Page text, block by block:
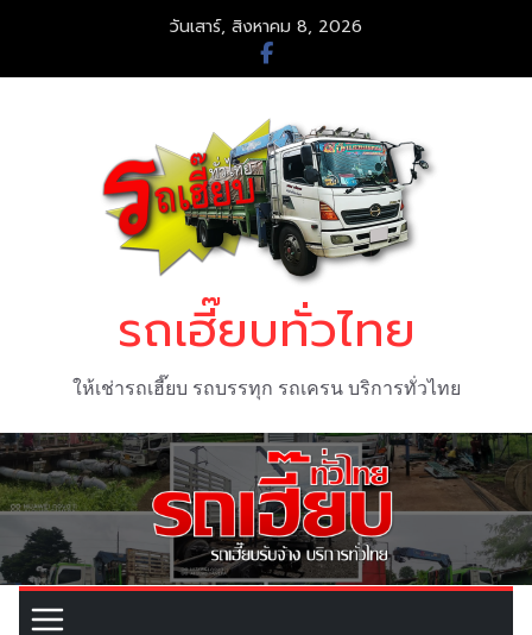
content
วันเสาร์, สิงหาคม 8, 2026
รถเฮี๊ยบทั่วไทย
ให้เช่ารถเฮี๊ยบ รถบรรทุก รถเครน บริการทั่วไทย